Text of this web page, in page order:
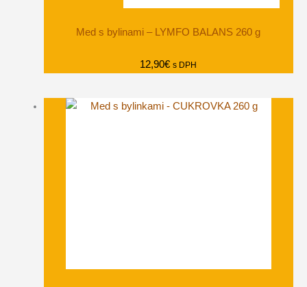
Med s bylinami – LYMFO BALANS 260 g
12,90€ s DPH